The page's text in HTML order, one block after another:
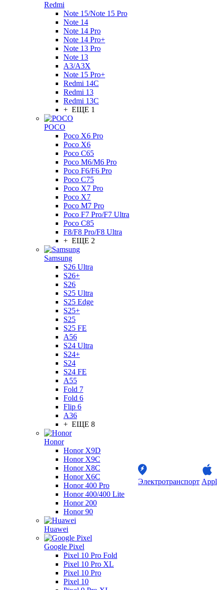
Redmi
Note 15/Note 15 Pro
Note 14
Note 14 Pro
Note 14 Pro+
Note 13 Pro
Note 13
A3/A3X
Note 15 Pro+
Redmi 14C
Redmi 13
Redmi 13C
+ ЕЩЕ 1
POCO
Poco X6 Pro
Poco X6
Poco C65
Poco M6/M6 Pro
Poco F6/F6 Pro
Poco C75
Poco X7 Pro
Poco X7
Poco M7 Pro
Poco F7 Pro/F7 Ultra
Poco C85
F8/F8 Pro/F8 Ultra
+ ЕЩЕ 2
Samsung
S26 Ultra
S26+
S26
S25 Ultra
S25 Edge
S25+
S25
S25 FE
A56
S24 Ultra
S24+
S24
S24 FE
A55
Fold 7
Fold 6
Flip 6
A36
+ ЕЩЕ 8
Honor
Honor X9D
Honor X9C
Honor X8C
Honor X6C
Honor 400 Pro
Honor 400/400 Lite
Honor 200
Honor 90
Huawei
Google Pixel
Pixel 10 Pro Fold
Pixel 10 Pro XL
Pixel 10 Pro
Pixel 10
Электротранспорт